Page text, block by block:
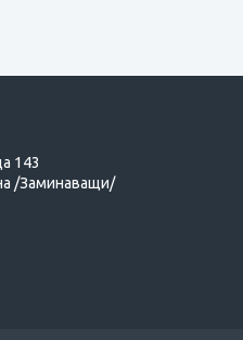
143
/Заминаващи/